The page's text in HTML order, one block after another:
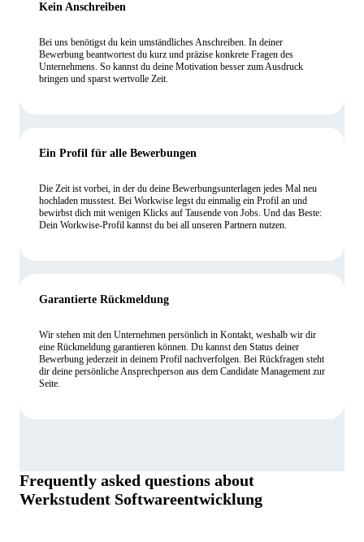
Kein Anschreiben
Bei uns benötigst du kein umständliches Anschreiben. In deiner
Bewerbung beantwortest du kurz und präzise konkrete Fragen des
Unternehmens. So kannst du deine Motivation besser zum Ausdruck
bringen und sparst wertvolle Zeit.
Ein Profil für alle Bewerbungen
Die Zeit ist vorbei, in der du deine Bewerbungsunterlagen jedes Mal neu
hochladen musstest. Bei Workwise legst du einmalig ein Profil an und
bewirbst dich mit wenigen Klicks auf Tausende von Jobs. Und das Beste:
Dein Workwise-Profil kannst du bei all unseren Partnern nutzen.
Garantierte Rückmeldung
Wir stehen mit den Unternehmen persönlich in Kontakt, weshalb wir dir
eine Rückmeldung garantieren können. Du kannst den Status deiner
Bewerbung jederzeit in deinem Profil nachverfolgen. Bei Rückfragen steht
dir deine persönliche Ansprechperson aus dem Candidate Management zur
Seite.
Frequently asked questions about
Werkstudent Softwareentwicklung